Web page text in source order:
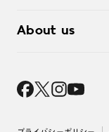
レンズ交換
About us
採用情報
出店について